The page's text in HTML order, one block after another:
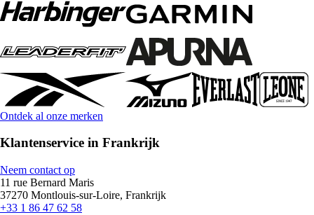
Ontdek al onze merken
Klantenservice in Frankrijk
Neem contact op
11 rue Bernard Maris
37270 Montlouis-sur-Loire, Frankrijk
+33 1 86 47 62 58